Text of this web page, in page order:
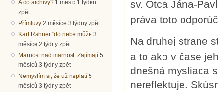
A co archivy? 1 měsíc 1 týden
zpět
Přímluvy 2 měsíce 3 týdny zpět
Karl Rahner "do nebe může 3
měsíce 2 týdny zpět
Marnost nad marnost. Zajímají 5
měsíců 3 týdny zpět
Nemyslím si, že už neplatí 5
měsíců 3 týdny zpět
sv. Otca Jána-
práva toto
Na druhej strane
a to ako v čase
dnešná mysliaca
nereflektuje.